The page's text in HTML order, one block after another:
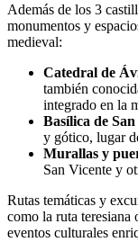
Además de los 3
monumentos y
medieval:
Catedral de
también
integrado en la
Basílica de
y gótico, lugar
Murallas y
San Vicente y
Rutas temáticas y
como la ruta teresiana
eventos culturales